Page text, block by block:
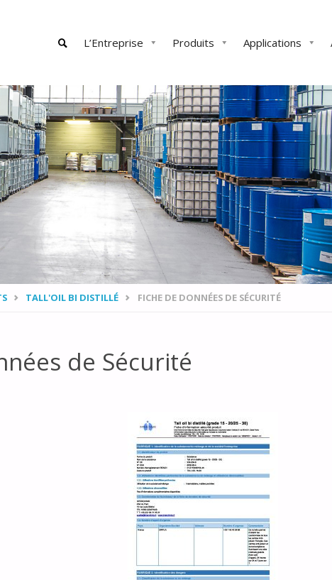
content
L’Entreprise Produits Applications
SEARCH
TALL'OIL BI DISTILLÉ FICHE DE DONNÉES DE SÉCURITÉ
de Sécurité